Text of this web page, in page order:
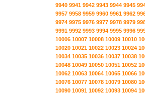
9940 9941 9942 9943 9944 9945
9957 9958 9959 9960 9961 9962
9974 9975 9976 9977 9978 9979
9991 9992 9993 9994 9995 9996
10006 10007 10008 10009 10010
10020 10021 10022 10023 10024
10034 10035 10036 10037 10038
10048 10049 10050 10051 10052
10062 10063 10064 10065 10066
10076 10077 10078 10079 10080
10090 10091 10092 10093 10094